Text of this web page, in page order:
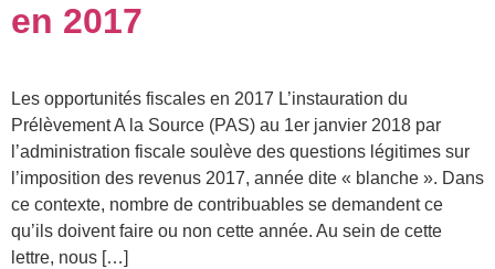
en 2017
Les opportunités fiscales en 2017 L’instauration du
Prélèvement A la Source (PAS) au 1er janvier 2018 par
l’administration fiscale soulève des questions légitimes sur
l’imposition des revenus 2017, année dite « blanche ». Dans
ce contexte, nombre de contribuables se demandent ce
qu’ils doivent faire ou non cette année. Au sein de cette
lettre, nous […]